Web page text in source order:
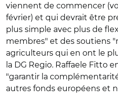
viennent de commencer
février) et qui devrait être
plus simple avec plus de
membres" et des soutiens
agriculteurs qui en ont le
la DG Regio. Raffaele Fitto
"garantir la
autres fonds européens et